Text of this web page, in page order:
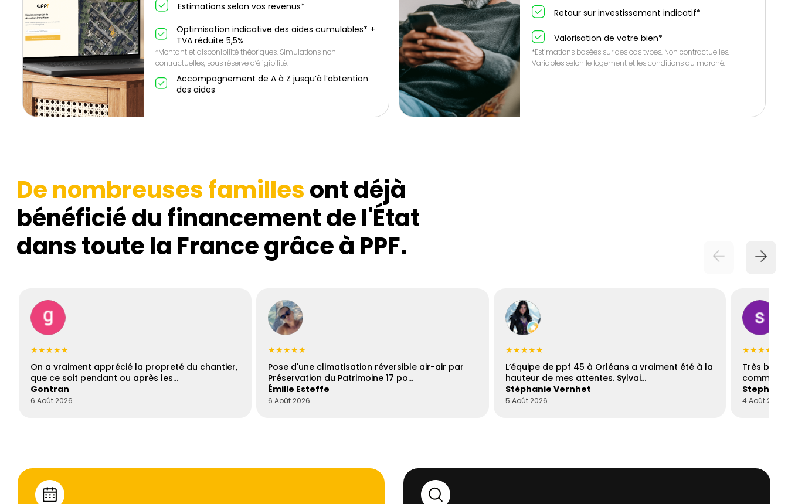
Estimations selon vos revenus*
Optimisation indicative des aides cumulables* +
TVA réduite 5,5%
*Montant et disponibilité théoriques. Simulations non
contractuelles, sous réserve d’éligibilité.
Accompagnement de A à Z jusqu’à l’obtention
des aides
Retour sur investissement indicatif*
Valorisation de votre bien*
*Estimations basées sur des cas types. Non contractuelles.
Variables selon le logement et les conditions du marché.
De nombreuses famillesont déjà
bénéficié du financement de l'État
dans toute la France grâce à PPF.
★★★★★
On a vraiment apprécié la propreté du chantier,
que ce soit pendant ou après les…
Gontran
6 Août 2026
★★★★★
Pose d'une climatisation réversible air-air par
Préservation du Patrimoine 17 po…
Émilie Esteffe
6 Août 2026
★★★★★
L’équipe de ppf 45 à Orléans a vraiment été à la
hauteur de mes attentes. Sylvai…
Stéphanie Vernhet
5 Août 2026
★★★★☆
Très
4 Août 2026